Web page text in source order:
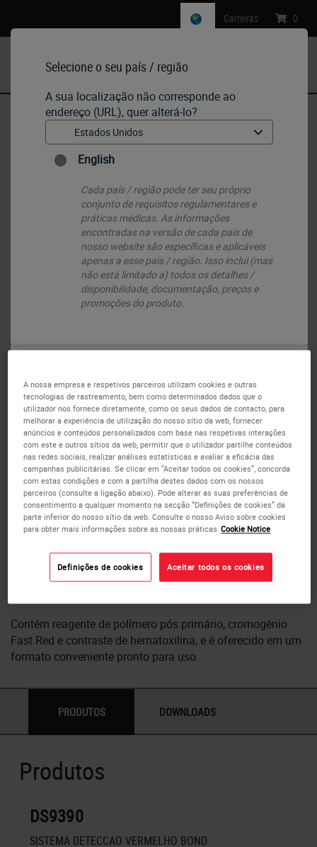
Selecione o seu país / região
A sua localização não corresponde ao
endereço (URL), quer alterá-lo?
English
Cada país / região pode ter seu próprio
conjunto de requisitos regulamentares e
práticas médicas. As informações
encontradas na versão de cada país de
nosso website são específicas e aplicáveis ​​
apenas a esse país / região. Isso inclui (mas
não está limitado a) todos os detalhes /
disponibilidade, documentação, preços e
promoções do produto.
Carreiras : 0
IHC & ISH • Detection Systems
Detecção vermelha de refinação de polímero Bond
Detecção vermelha de refinação
de polímero Bond
A detecção vermelha de refinação de polímero Bond é um
sistema de detecção vermelho marcado por IVD para o
sistema automatizado Bond.
A detecção vermelha de refinação de polímero Bond é livre
de biotina, utilizando polímeros compactos ligados à
alcalina fosfatase (AP) para oferecer uma melhor
penetração tecidual e sensibilidade de reagente
insuperável.
Contém reagente de polímero pós primário, cromogênio
Fast Red e contraste de hematoxilina, e é oferecido em um
formato conveniente pronto para uso.
PRODUTOS DOWNLOADS
Produtos
DS9390
SISTEMA DETECCAO VERMELHO BOND
A nossa empresa e respetivos parceiros utilizam cookies e outras
tecnologias de rastreamento, bem como determinados dados que o
utilizador nos fornece diretamente, como os seus dados de contacto, para
melhorar a experiência de utilização do nosso sítio da web, fornecer
anúncios e conteúdos personalizados com base nas respetivas interações
com este e outros sítios da web, permitir que o utilizador partilhe conteúdos
nas redes sociais, realizar análises estatísticas e avaliar a eficácia das
campanhas publicitárias. Se clicar em “Aceitar todos os cookies”, concorda
com estas condições e com a partilha destes dados com os nossos
parceiros (consulte a ligação abaixo). Pode alterar as suas preferências de
consentimento a qualquer momento na secção “Definições de cookies” da
parte inferior do nosso sítio da web. Consulte o nosso Aviso sobre cookies
para obter mais informações sobre as nossas práticas Cookie Notice
Definições de cookies Aceitar todos os cookies